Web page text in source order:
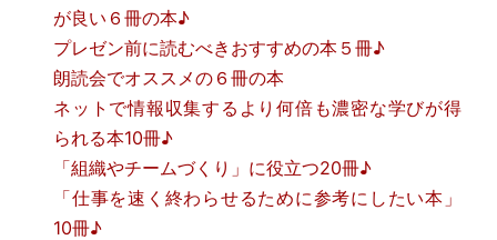
が良い６冊の本♪
プレゼン前に読むべきおすすめの本５冊♪
朗読会でオススメの６冊の本
ネットで情報収集するより何倍も濃密な学びが得
られる本10冊♪
「組織やチームづくり」に役立つ20冊♪
「仕事を速く終わらせるために参考にしたい本」
10冊♪